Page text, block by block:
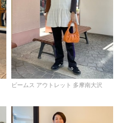
ビームス アウトレット 多摩南大沢